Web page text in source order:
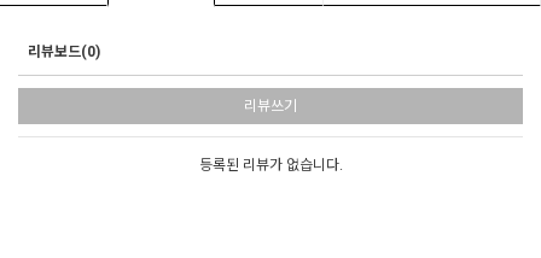
리뷰보드(0)
리뷰쓰기
등록된 리뷰가 없습니다.